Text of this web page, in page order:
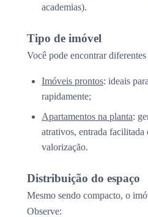
academias).
Tipo de imóvel
Você pode encontrar
Imóveis prontos: ideais
rapidamente;
Apartamentos na planta:
atrativos, entrada facilitada
valorização.
Distribuição do espaço
Mesmo sendo compacto, o
Observe: